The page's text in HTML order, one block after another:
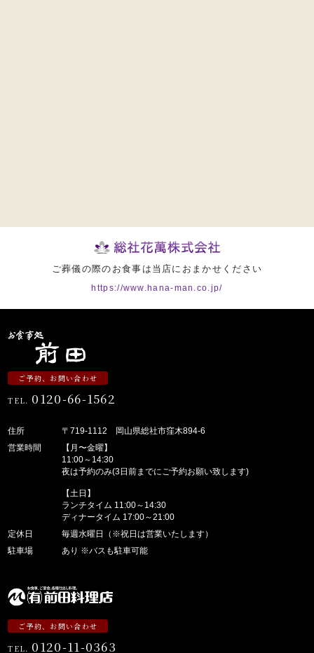
ご葬儀の際のお食事は当店におまかせください
https://www.hana-man.co.jp/
ご予約、お問い合わせ
TEL. 0120-66-1562
住所
〒719-1112 岡山県総社市窪木894-6
営業時間
【月〜金曜】
11:00～14:30
夜は予約のみ(3日前までにご予約お願い致します)
【土日】
ランチタイム 11:00～14:30
ディナータイム 17:00～21:00
定休日
毎週水曜日（※祝日は営業いたします）
駐車場
あり ※バスも駐車可能
ご予約、お問い合わせ
TEL. 0120-11-0363